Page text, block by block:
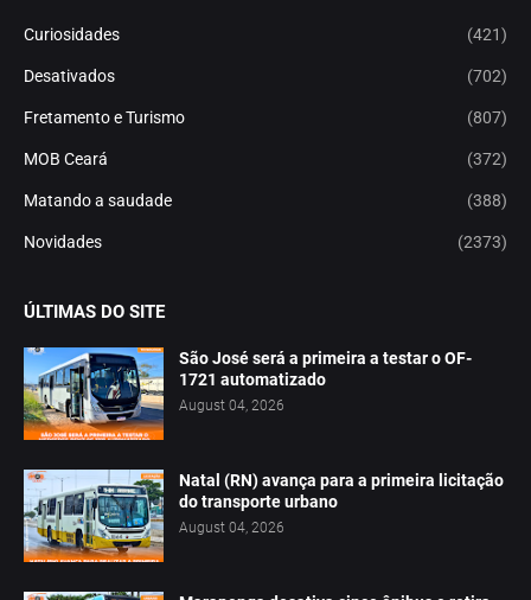
Curiosidades (421)
Desativados (702)
Fretamento e Turismo (807)
MOB Ceará (372)
Matando a saudade (388)
Novidades (2373)
ÚLTIMAS DO SITE
São José será a primeira a testar o OF-
1721 automatizado
August 04, 2026
Natal (RN) avança para a primeira licitação
do transporte urbano
August 04, 2026